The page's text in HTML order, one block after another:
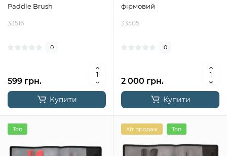
Paddle Brush
33516
0
599 грн.
Купити
фірмовий
33505
0
2 000 грн.
Купити
Топ Хіт продаж Топ